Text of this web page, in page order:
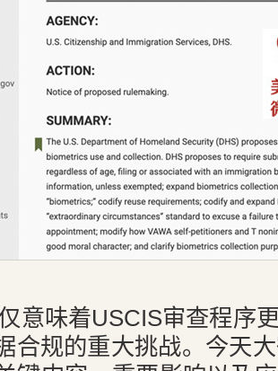
意味着USCIS审查程序
合规的重大挑战。今天